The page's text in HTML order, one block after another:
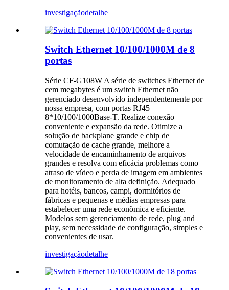
investigaçãodetalhe
Switch Ethernet 10/100/1000M de 8
portas
Série CF-G108W A série de switches Ethernet de
cem megabytes é um switch Ethernet não
gerenciado desenvolvido independentemente por
nossa empresa, com portas RJ45
8*10/100/1000Base-T. Realize conexão
conveniente e expansão da rede. Otimize a
solução de backplane grande e chip de
comutação de cache grande, melhore a
velocidade de encaminhamento de arquivos
grandes e resolva com eficácia problemas como
atraso de vídeo e perda de imagem em ambientes
de monitoramento de alta definição. Adequado
para hotéis, bancos, campi, dormitórios de
fábricas e pequenas e médias empresas para
estabelecer uma rede econômica e eficiente.
Modelos sem gerenciamento de rede, plug and
play, sem necessidade de configuração, simples e
convenientes de usar.
investigaçãodetalhe